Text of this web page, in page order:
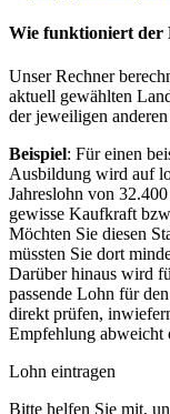
Wie funktioniert der
Unser Rechner
aktuell gewählten
der jeweiligen
Beispiel: Für einen
Ausbildung wird auf
Jahreslohn von
gewisse Kaufkraft
Möchten Sie diesen
müssten Sie dort
Darüber hinaus wird
passende Lohn für
direkt prüfen,
Empfehlung abweicht
Lohn eintragen
Bitte helfen Sie mit,